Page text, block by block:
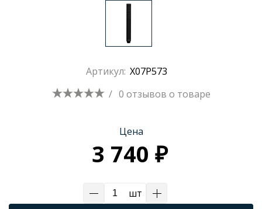
Артикул: X07P573
/ 0 отзывов о товаре
Цена
3 740 ₽
шт